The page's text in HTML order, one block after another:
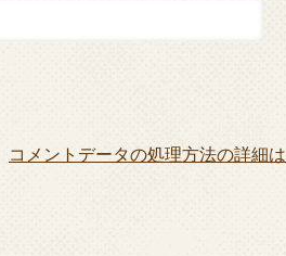
コメントデータの処理方法の詳細は